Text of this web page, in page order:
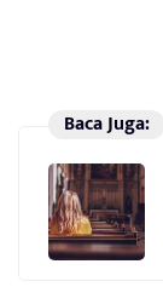
Baca Juga: